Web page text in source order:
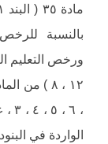
ورخص التعلیم
١٢ ، ٨ )
الواردة في البنود